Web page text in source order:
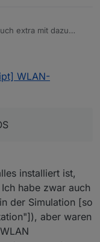
extra mit dazu
geht.
WLAN-
installiert ist,
habe zwar auch
der Simulation [so
aber waren